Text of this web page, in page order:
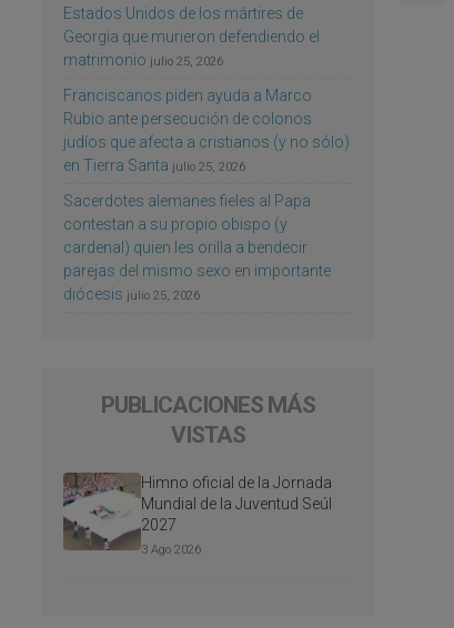
Estados Unidos de los mártires de
Georgia que murieron defendiendo el
matrimonio julio 25, 2026
Franciscanos piden ayuda a Marco
Rubio ante persecución de colonos
judíos que afecta a cristianos (y no sólo)
en Tierra Santa julio 25, 2026
Sacerdotes alemanes fieles al Papa
contestan a su propio obispo (y
cardenal) quien les orilla a bendecir
parejas del mismo sexo en importante
diócesis julio 25, 2026
PUBLICACIONES MÁS
VISTAS
Himno oficial de la Jornada
Mundial de la Juventud Seúl
2027
3 Ago 2026